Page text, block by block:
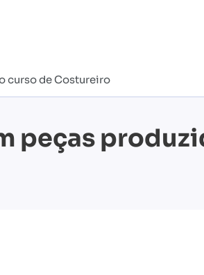
curso de Costureiro
peças